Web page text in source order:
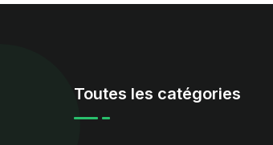
Toutes les catégories